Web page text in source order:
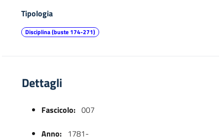
Tipologia
Disciplina (buste 174-271)
Dettagli
Fascicolo: 007
Anno: 1781-